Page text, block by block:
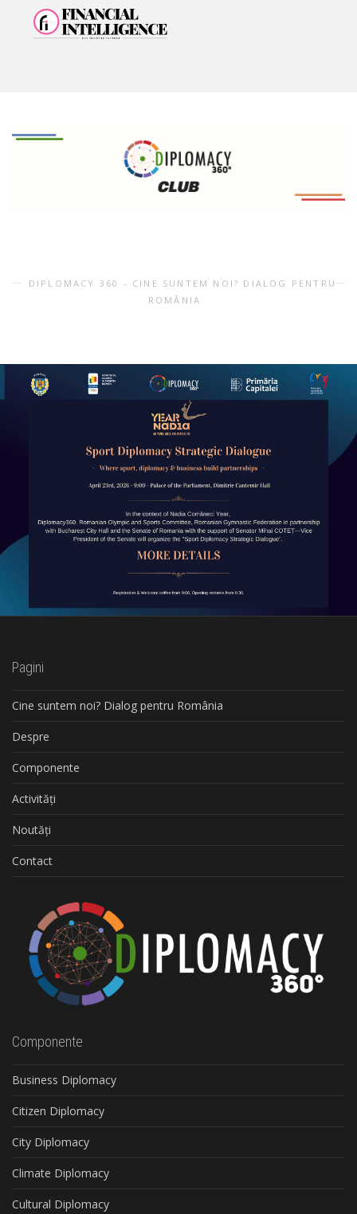
DIPLOMACY 360 - CINE SUNTEM NOI? DIALOG PENTRU
ROMÂNIA
Pagini
Cine suntem noi? Dialog pentru România
Despre
Componente
Activități
Noutăți
Contact
Componente
Business Diplomacy
Citizen Diplomacy
City Diplomacy
Climate Diplomacy
Cultural Diplomacy